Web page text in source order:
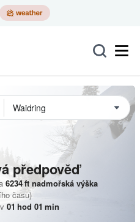
předpověď
6234ftnadmořská výška
času)
01 hod 01 min